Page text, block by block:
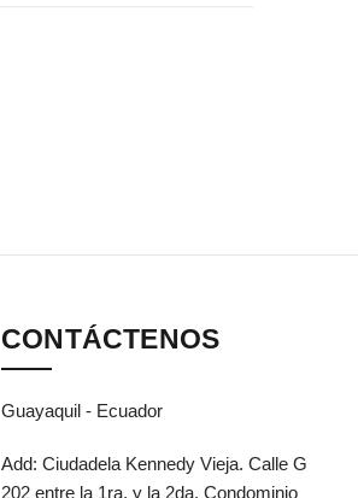
CONTÁCTENOS
Guayaquil - Ecuador
Add: Ciudadela Kennedy Vieja. Calle G
202 entre la 1ra. y la 2da. Condominio